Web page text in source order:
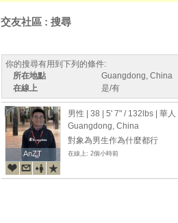
交友社區 : 搜尋
你的搜尋有用到下列的條件:
所在地點
Guangdong, China
在線上
是/有
AnZT
AnZT
男性 | 38 | 5' 7" / 132lbs | 華人
Guangdong, China
對象為男生作為什麼都行
在線上: 2個小時前